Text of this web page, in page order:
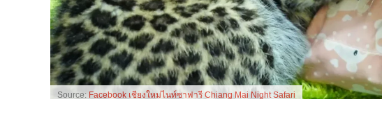
Source: Facebook เชียงใหม่ไนท์ซาฟารี Chiang Mai Night Safari